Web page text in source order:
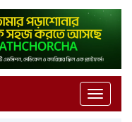
Toggle